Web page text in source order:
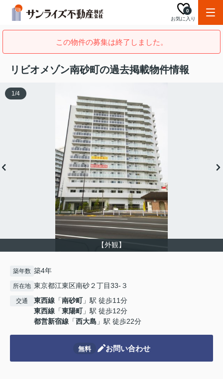
お気に入り
0
この物件の募集は終了しました。
リビオメゾン南砂町の過去掲載物件情報
【外観】
1/4
築年数 築4年
所在地 東京都江東区南砂２丁目33-３
交通 東西線 「南砂町」駅 徒歩11分
東西線 「東陽町」駅 徒歩12分
都営新宿線 「西大島 」駅 徒歩22分
無料 お問い合わせ